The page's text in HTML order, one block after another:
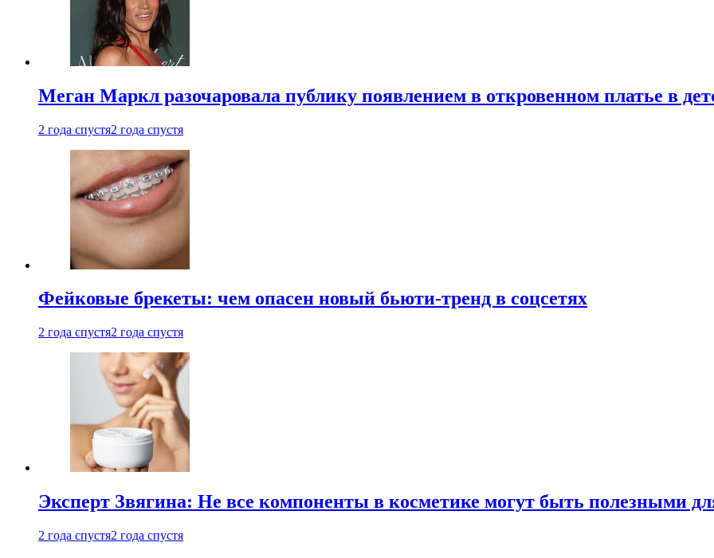
Меган Маркл разочаровала публику появлением в откровенном платье в
2 года спустя2 года спустя
Фейковые брекеты: чем опасен новый бьюти-тренд в соцсетях
2 года спустя2 года спустя
Эксперт Звягина: Не все компоненты в косметике могут быть полезными
2 года спустя2 года спустя